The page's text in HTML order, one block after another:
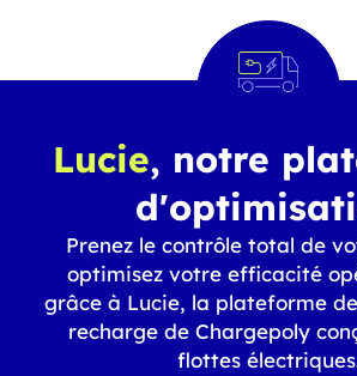
Lucie, notre
Prenez le contrôle total de
optimisez votre efficacité
grâce à Lucie, la plateforme
recharge de Chargepoly
flottes